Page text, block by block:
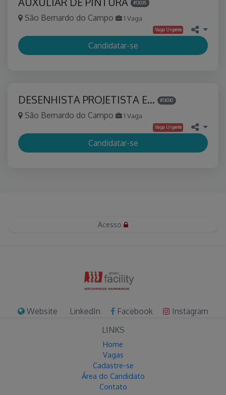
#13035
São Bernardo do Campo 1 Vaga
Vaga Urgente
Candidatar-se
DESENHISTA PROJETISTA E… #13030
São Bernardo do Campo 1 Vaga
Vaga Urgente
Candidatar-se
Acesso
Website LinkedIn Facebook
Instagram
LINKS
Home
Vagas
Cadastre-se
Área do Candidato
Contato